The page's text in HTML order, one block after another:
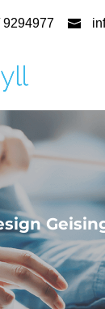
9294977